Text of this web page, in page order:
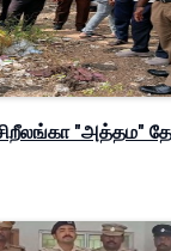
"அத்தம"